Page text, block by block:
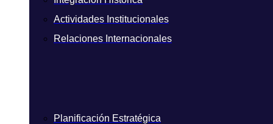
Actividades Institucionales
Relaciones Internacionales
Planificación Estratégica